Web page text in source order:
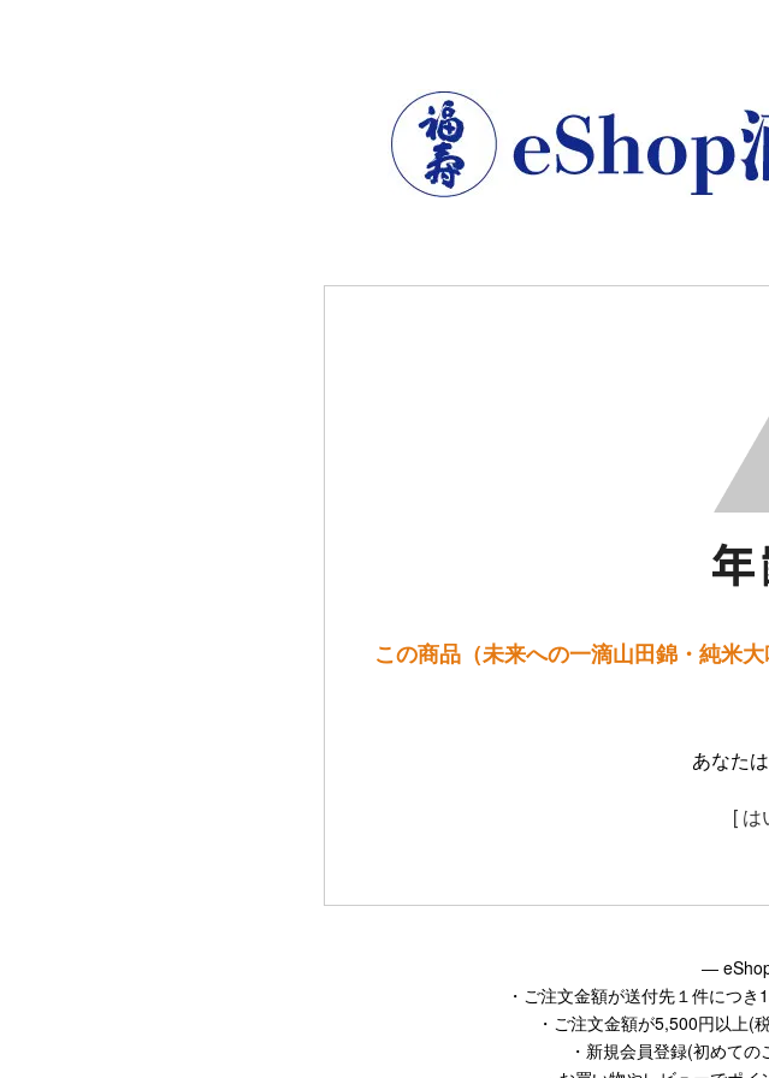
この商品（未来への一滴山田錦・純米
あなた
[ は
―
・ご注文金額が送付先１件につ
・ご注文金額が5,500円以上(
・新規会員登録(初めて